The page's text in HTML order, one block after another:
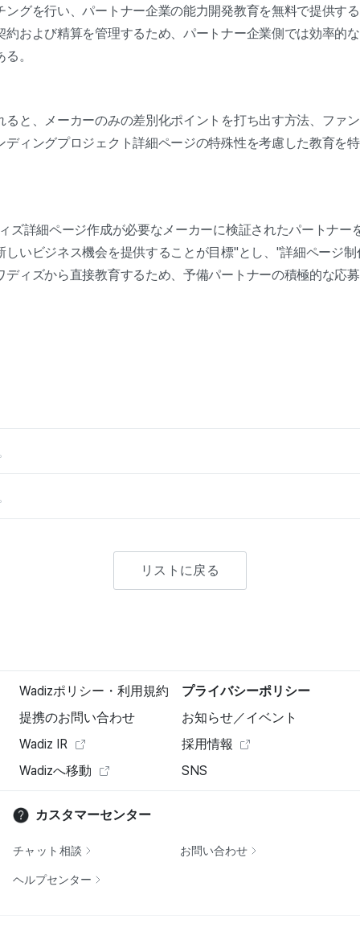
ングを行い、パートナー企業の能力開発教育を無料で提供す
約および精算を管理するため、パートナー企業側では効率的
。
ると、メーカーのみの差別化ポイントを打ち出す方法、ファ
ディングプロジェクト詳細ページの特殊性を考慮した教育を
ズ詳細ページ作成が必要なメーカーに検証されたパートナー
しいビジネス機会を提供することが目標"とし、"詳細ページ
ディズから直接教育するため、予備パートナーの積極的な応
リストに戻る
Wadizポリシー・利用規約
プライバシーポリシー
提携のお問い合わせ
お知らせ／イベント
Wadiz IR
採用情報
Wadizへ移動
SNS
カスタマーセンター
チャット相談 お問い合わせ
ヘルプセンター